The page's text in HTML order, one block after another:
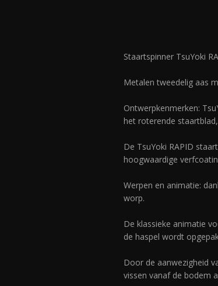
Staartspinner TsuYoki
Metalen tweedelig aas
Ontwerpkenmerken:
het roterende
De TsuYoki RAPID
hoogwaardige
Werpen en animatie:
worp.
De klassieke animatie
de haspel wordt
Door de aanwezigheid
vissen vanaf de bodem